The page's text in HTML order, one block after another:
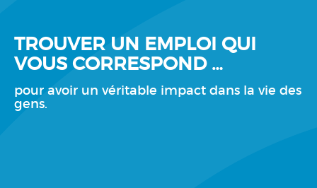
TROUVER UN EMPLOI QUI
VOUS CORRESPOND …
pour avoir un véritable impact dans la vie des
gens.